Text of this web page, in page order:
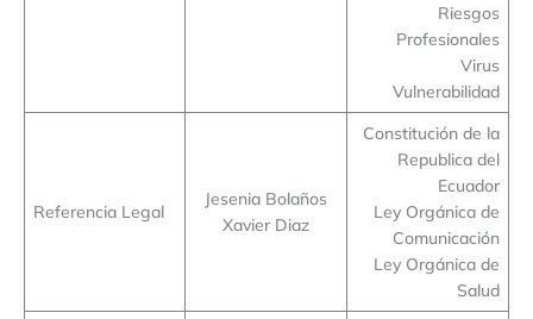
Riesgos
Profesionales
Virus
Vulnerabilidad
Referencia Legal
Jesenia Bolaños
Xavier Diaz
Constitución de la
Republica del
Ecuador
Ley Orgánica de
Comunicación
Ley Orgánica de
Salud